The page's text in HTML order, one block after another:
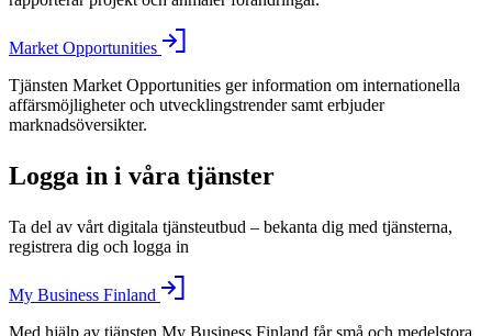
Market Opportunities
Tjänsten Market Opportunities ger information om internationella
affärsmöjligheter och utvecklingstrender samt erbjuder
marknadsöversikter.
Logga in i våra tjänster
Ta del av vårt digitala tjänsteutbud – bekanta dig med tjänsterna,
registrera dig och logga in
My Business Finland
Med hjälp av tjänsten My Business Finland får små och medelstora